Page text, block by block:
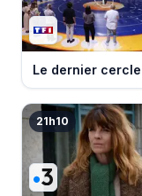
Le dernier cercle
21h10